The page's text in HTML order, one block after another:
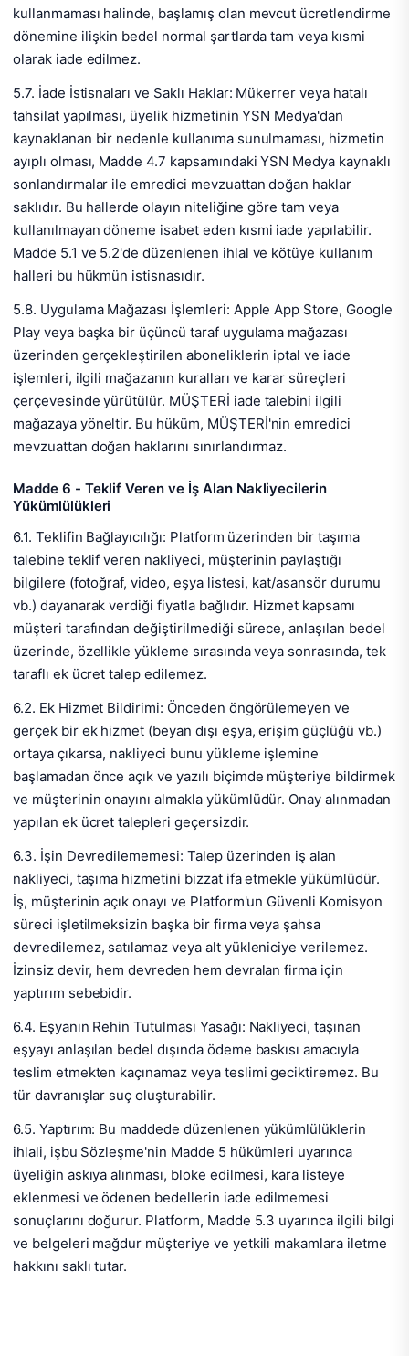
kullanmaması halinde, başlamış olan mevcut ücretlendirme
dönemine ilişkin bedel normal şartlarda tam veya kısmi
olarak iade edilmez.
5.7. İade İstisnaları ve Saklı Haklar: Mükerrer veya hatalı
tahsilat yapılması, üyelik hizmetinin YSN Medya'dan
kaynaklanan bir nedenle kullanıma sunulmaması, hizmetin
ayıplı olması, Madde 4.7 kapsamındaki YSN Medya kaynaklı
sonlandırmalar ile emredici mevzuattan doğan haklar
saklıdır. Bu hallerde olayın niteliğine göre tam veya
kullanılmayan döneme isabet eden kısmi iade yapılabilir.
Madde 5.1 ve 5.2'de düzenlenen ihlal ve kötüye kullanım
halleri bu hükmün istisnasıdır.
5.8. Uygulama Mağazası İşlemleri: Apple App Store, Google
Play veya başka bir üçüncü taraf uygulama mağazası
üzerinden gerçekleştirilen aboneliklerin iptal ve iade
işlemleri, ilgili mağazanın kuralları ve karar süreçleri
çerçevesinde yürütülür. MÜŞTERİ iade talebini ilgili
mağazaya yöneltir. Bu hüküm, MÜŞTERİ'nin emredici
mevzuattan doğan haklarını sınırlandırmaz.
Madde 6 - Teklif Veren ve İş Alan Nakliyecilerin
Yükümlülükleri
6.1. Teklifin Bağlayıcılığı: Platform üzerinden bir taşıma
talebine teklif veren nakliyeci, müşterinin paylaştığı
bilgilere (fotoğraf, video, eşya listesi, kat/asansör durumu
vb.) dayanarak verdiği fiyatla bağlıdır. Hizmet kapsamı
müşteri tarafından değiştirilmediği sürece, anlaşılan bedel
üzerinde, özellikle yükleme sırasında veya sonrasında, tek
taraflı ek ücret talep edilemez.
6.2. Ek Hizmet Bildirimi: Önceden öngörülemeyen ve
gerçek bir ek hizmet (beyan dışı eşya, erişim güçlüğü vb.)
ortaya çıkarsa, nakliyeci bunu yükleme işlemine
başlamadan önce açık ve yazılı biçimde müşteriye bildirmek
ve müşterinin onayını almakla yükümlüdür. Onay alınmadan
yapılan ek ücret talepleri geçersizdir.
6.3. İşin Devredilememesi: Talep üzerinden iş alan
nakliyeci, taşıma hizmetini bizzat ifa etmekle yükümlüdür.
İş, müşterinin açık onayı ve Platform'un Güvenli Komisyon
süreci işletilmeksizin başka bir firma veya şahsa
devredilemez, satılamaz veya alt yükleniciye verilemez.
İzinsiz devir, hem devreden hem devralan firma için
yaptırım sebebidir.
6.4. Eşyanın Rehin Tutulması Yasağı: Nakliyeci, taşınan
eşyayı anlaşılan bedel dışında ödeme baskısı amacıyla
teslim etmekten kaçınamaz veya teslimi geciktiremez. Bu
tür davranışlar suç oluşturabilir.
6.5. Yaptırım: Bu maddede düzenlenen yükümlülüklerin
ihlali, işbu Sözleşme'nin Madde 5 hükümleri uyarınca
üyeliğin askıya alınması, bloke edilmesi, kara listeye
eklenmesi ve ödenen bedellerin iade edilmemesi
sonuçlarını doğurur. Platform, Madde 5.3 uyarınca ilgili bilgi
ve belgeleri mağdur müşteriye ve yetkili makamlara iletme
hakkını saklı tutar.